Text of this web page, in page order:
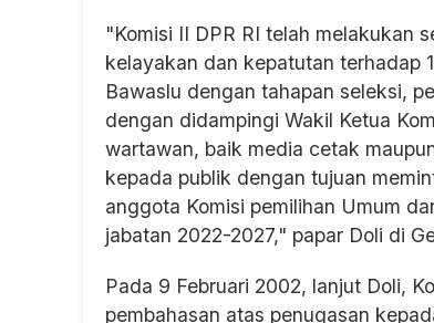
"Komisi II DPR RI telah melakukan
kelayakan dan kepatutan terhadap
Bawaslu dengan tahapan seleksi,
dengan didampingi Wakil Ketua
wartawan, baik media cetak
kepada publik dengan tujuan
anggota Komisi pemilihan Umum
jabatan 2022-2027," papar Doli di
Pada 9 Februari 2002, lanjut Doli,
pembahasan atas penugasan